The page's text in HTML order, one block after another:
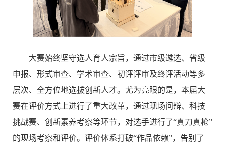
大赛始终坚守选人育人宗旨，通过市级遴选、省级
申报、形式审查、学术审查、初评评审及终评活动等多
层次、全方位地选拔创新人才。尤为亮眼的是，本届大
赛在评价方式上进行了重大改革，通过现场问辩、科技
挑战赛、创新素养考察等环节，对选手进行了“真刀真枪”
的现场考察和评价。评价体系打破“作品依赖”，告别了